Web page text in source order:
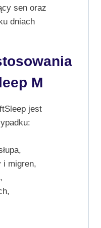
sen oraz
dniach
M
jest
i migren,